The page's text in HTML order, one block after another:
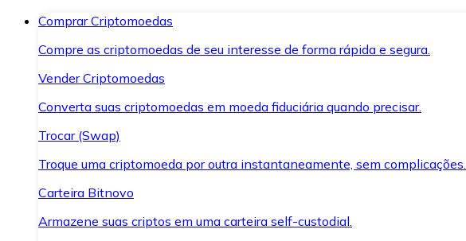
Comprar Criptomoedas
Compre as criptomoedas de seu interesse de forma rápida e segura.
Vender Criptomoedas
Converta suas criptomoedas em moeda fiduciária quando precisar.
Trocar (Swap)
Troque uma criptomoeda por outra instantaneamente, sem complicações.
Carteira Bitnovo
Armazene suas criptos em uma carteira self-custodial.